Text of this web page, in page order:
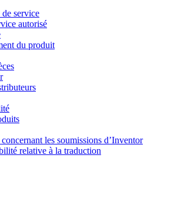
de service
autorisé
du produit
les soumissions d’Inventor
relative à la traduction